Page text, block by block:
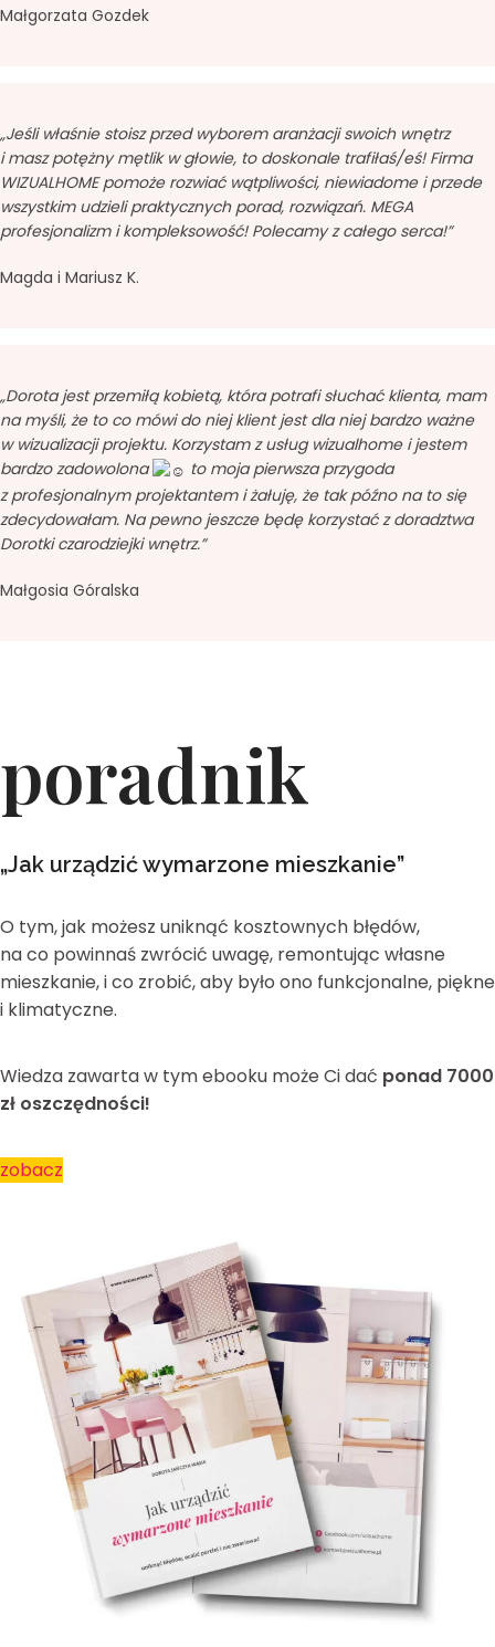
Małgorzata Gozdek
„Jeśli właśnie stoisz przed wyborem aranżacji swoich wnętrz
i masz potężny mętlik w głowie, to doskonale trafiłaś/eś! Firma
WIZUALHOME pomoże rozwiać wątpliwości, niewiadome i przede
wszystkim udzieli praktycznych porad, rozwiązań. MEGA
profesjonalizm i kompleksowość! Polecamy z całego serca!”
Magda i Mariusz K.
„Dorota jest przemiłą kobietą, która potrafi słuchać klienta, mam
na myśli, że to co mówi do niej klient jest dla niej bardzo ważne
w wizualizacji projektu. Korzystam z usług wizualhome i jestem
bardzo zadowolona
to moja pierwsza przygoda
z profesjonalnym projektantem i żałuję, że tak późno na to się
zdecydowałam. Na pewno jeszcze będę korzystać z doradztwa
Dorotki czarodziejki wnętrz.”
Małgosia Góralska
poradnik
„Jak urządzić wymarzone mieszkanie”
O tym, jak możesz uniknąć kosztownych błędów,
na co powinnaś zwrócić uwagę, remontując własne
mieszkanie, i co zrobić, aby było ono funkcjonalne, piękne
i klimatyczne.
Wiedza zawarta w tym ebooku może Ci dać ponad 7000
zł oszczędności!
zobacz